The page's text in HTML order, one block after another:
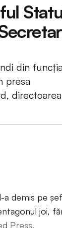
din
presa
directoarea
demis pe
joi,
Press.